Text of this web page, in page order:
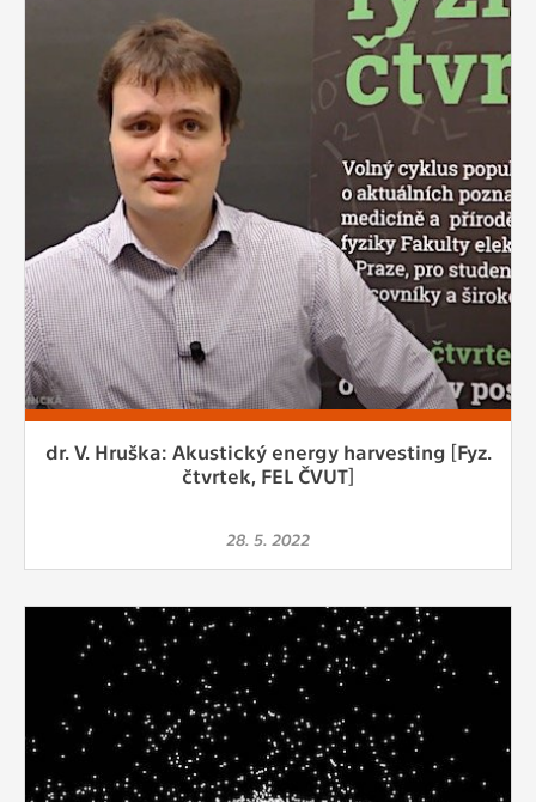
dr. V. Hruška: Akustický energy harvesting [Fyz.
čtvrtek, FEL ČVUT]
28. 5. 2022